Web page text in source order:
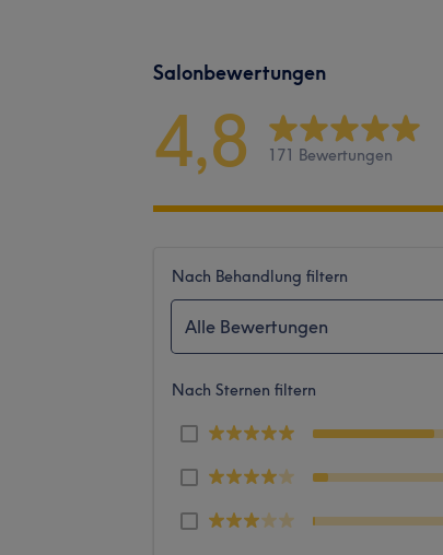
Salonbewertungen
4,8 171 Bewertungen
Nach Behandlung filtern
Alle Bewertungen
Nach Sternen filtern